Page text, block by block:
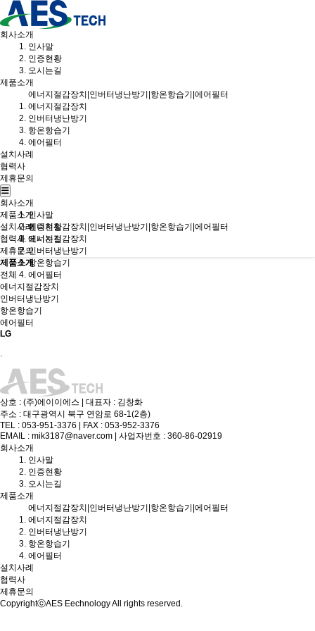
회사소개
인사말
인증현황
오시는길
제품소개
에너지절감장치|인버터냉난방기|항온항습기|에어필터
에너지절감장치
인버터냉난방기
항온항습기
에어필터
설치사례
협력사
제휴문의
회사소개
인사말
인증현황
오시는길
제품소개
에너지절감장치|인버터냉난방기|항온항습기|에어필터
에너지절감장치
인버터냉난방기
항온항습기
에어필터
설치사례
협력사
제휴문의
제품소개
전체
에너지절감장치
인버터냉난방기
항온항습기
에어필터
LG
.
상호 : (주)에이이에스 | 대표자 : 김창화
주소 : 대구광역시 북구 연암로 68-1(2층)
TEL : 053-951-3376 | FAX : 053-952-3376
EMAIL : mik3187@naver.com | 사업자번호 : 360-86-02919
회사소개
인사말
인증현황
오시는길
제품소개
에너지절감장치|인버터냉난방기|항온항습기|에어필터
에너지절감장치
인버터냉난방기
항온항습기
에어필터
설치사례
협력사
제휴문의
CopyrightⓒAES Eechnology All rights reserved.